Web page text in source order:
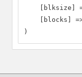
[blksize]
[blocks]
)